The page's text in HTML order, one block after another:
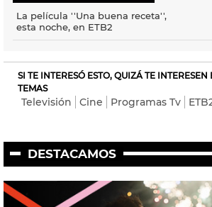
La película ''Una buena receta'',
esta noche, en ETB2
SI TE INTERESÓ ESTO, QUIZÁ TE INTERESEN
TEMAS
Televisión Cine Programas Tv
DESTACAMOS